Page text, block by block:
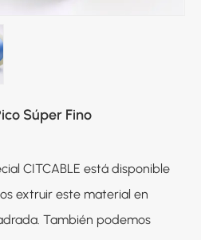
Súper Fino
CITCABLE está disponible
extruir este material en
También podemos